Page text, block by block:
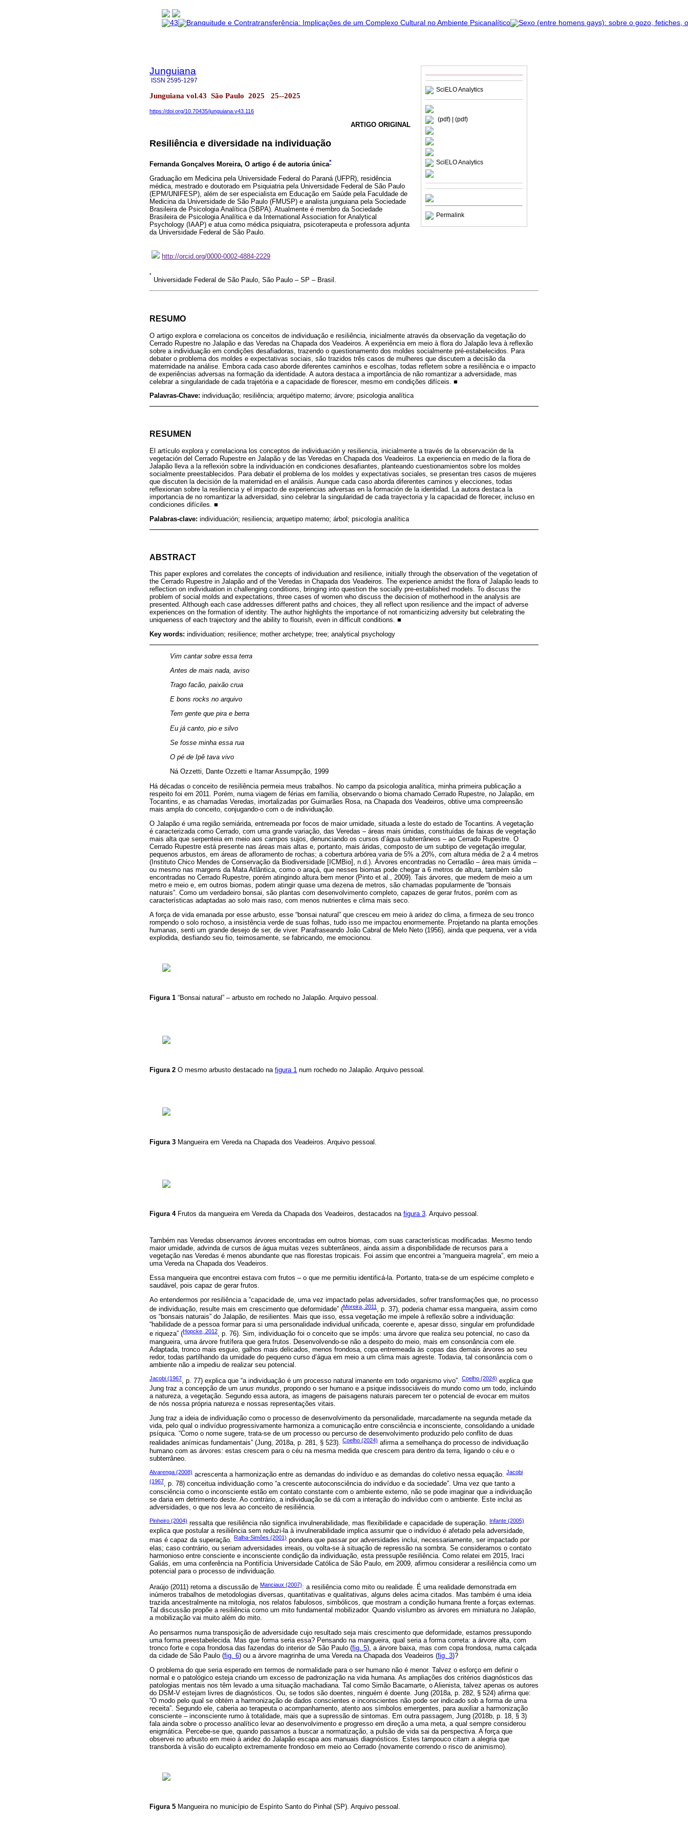
SciELO Analytics
(pdf) | (pdf)
SciELO Analytics
Permalink
Junguiana
ISSN 2595-1297
Junguiana vol.43 São Paulo 2025 25--2025
https://doi.org/10.70435/junguiana.v43.116
ARTIGO ORIGINAL
Resiliência e diversidade na individuação
Fernanda Gonçalves Moreira, O artigo é de autoria única*
Graduação em Medicina pela Universidade Federal do Paraná (UFPR), residência
médica, mestrado e doutorado em Psiquiatria pela Universidade Federal de São Paulo
(EPM/UNIFESP), além de ser especialista em Educação em Saúde pela Faculdade de
Medicina da Universidade de São Paulo (FMUSP) e analista junguiana pela Sociedade
Brasileira de Psicologia Analítica (SBPA). Atualmente é membro da Sociedade
Brasileira de Psicologia Analítica e da International Association for Analytical
Psychology (IAAP) e atua como médica psiquiatra, psicoterapeuta e professora adjunta
da Universidade Federal de São Paulo.
http://orcid.org/0000-0002-4884-2229
*
Universidade Federal de São Paulo, São Paulo – SP – Brasil.
RESUMO
O artigo explora e correlaciona os conceitos de individuação e resiliência, inicialmente através da observação da vegetação do
Cerrado Rupestre no Jalapão e das Veredas na Chapada dos Veadeiros. A experiência em meio à flora do Jalapão leva à reflexão
sobre a individuação em condições desafiadoras, trazendo o questionamento dos moldes socialmente pré-estabelecidos. Para
debater o problema dos moldes e expectativas sociais, são trazidos três casos de mulheres que discutem a decisão da
maternidade na análise. Embora cada caso aborde diferentes caminhos e escolhas, todas refletem sobre a resiliência e o impacto
de experiências adversas na formação da identidade. A autora destaca a importância de não romantizar a adversidade, mas
celebrar a singularidade de cada trajetória e a capacidade de florescer, mesmo em condições difíceis. ■
Palavras-Chave: individuação; resiliência; arquétipo materno; árvore; psicologia analítica
RESUMEN
El artículo explora y correlaciona los conceptos de individuación y resiliencia, inicialmente a través de la observación de la
vegetación del Cerrado Rupestre en Jalapão y de las Veredas en Chapada dos Veadeiros. La experiencia en medio de la flora de
Jalapão lleva a la reflexión sobre la individuación en condiciones desafiantes, planteando cuestionamientos sobre los moldes
socialmente preestablecidos. Para debatir el problema de los moldes y expectativas sociales, se presentan tres casos de mujeres
que discuten la decisión de la maternidad en el análisis. Aunque cada caso aborda diferentes caminos y elecciones, todas
reflexionan sobre la resiliencia y el impacto de experiencias adversas en la formación de la identidad. La autora destaca la
importancia de no romantizar la adversidad, sino celebrar la singularidad de cada trayectoria y la capacidad de florecer, incluso en
condiciones difíciles. ■
Palabras-clave: individuación; resiliencia; arquetipo materno; árbol; psicología analítica
ABSTRACT
This paper explores and correlates the concepts of individuation and resilience, initially through the observation of the vegetation of
the Cerrado Rupestre in Jalapão and of the Veredas in Chapada dos Veadeiros. The experience amidst the flora of Jalapão leads to
reflection on individuation in challenging conditions, bringing into question the socially pre-established models. To discuss the
problem of social molds and expectations, three cases of women who discuss the decision of motherhood in the analysis are
presented. Although each case addresses different paths and choices, they all reflect upon resilience and the impact of adverse
experiences on the formation of identity. The author highlights the importance of not romanticizing adversity but celebrating the
uniqueness of each trajectory and the ability to flourish, even in difficult conditions. ■
Key words: individuation; resilience; mother archetype; tree; analytical psychology
Vim cantar sobre essa terra
Antes de mais nada, aviso
Trago facão, paixão crua
E bons rocks no arquivo
Tem gente que pira e berra
Eu já canto, pio e silvo
Se fosse minha essa rua
O pé de Ipê tava vivo
Ná Ozzetti, Dante Ozzetti e Itamar Assumpção, 1999
Há décadas o conceito de resiliência permeia meus trabalhos. No campo da psicologia analítica, minha primeira publicação a
respeito foi em 2011. Porém, numa viagem de férias em família, observando o bioma chamado Cerrado Rupestre, no Jalapão, em
Tocantins, e as chamadas Veredas, imortalizadas por Guimarães Rosa, na Chapada dos Veadeiros, obtive uma compreensão
mais ampla do conceito, conjugando-o com o de individuação.
O Jalapão é uma região semiárida, entremeada por focos de maior umidade, situada a leste do estado de Tocantins. A vegetação
é caracterizada como Cerrado, com uma grande variação, das Veredas – áreas mais úmidas, constituídas de faixas de vegetação
mais alta que serpenteia em meio aos campos sujos, denunciando os cursos d’água subterrâneos – ao Cerrado Rupestre. O
Cerrado Rupestre está presente nas áreas mais altas e, portanto, mais áridas, composto de um subtipo de vegetação irregular,
pequenos arbustos, em áreas de afloramento de rochas; a cobertura arbórea varia de 5% a 20%, com altura média de 2 a 4 metros
(Instituto Chico Mendes de Conservação da Biodiversidade [ICMBio], n.d.). Árvores encontradas no Cerradão – área mais úmida –
ou mesmo nas margens da Mata Atlântica, como o araçá, que nesses biomas pode chegar a 6 metros de altura, também são
encontradas no Cerrado Rupestre, porém atingindo altura bem menor (Pinto et al., 2009). Tais árvores, que medem de meio a um
metro e meio e, em outros biomas, podem atingir quase uma dezena de metros, são chamadas popularmente de “bonsais
naturais”. Como um verdadeiro bonsai, são plantas com desenvolvimento completo, capazes de gerar frutos, porém com as
características adaptadas ao solo mais raso, com menos nutrientes e clima mais seco.
A força de vida emanada por esse arbusto, esse “bonsai natural” que cresceu em meio à aridez do clima, a firmeza de seu tronco
rompendo o solo rochoso, a insistência verde de suas folhas, tudo isso me impactou enormemente. Projetando na planta emoções
humanas, senti um grande desejo de ser, de viver. Parafraseando João Cabral de Melo Neto (1956), ainda que pequena, ver a vida
explodida, desfiando seu fio, teimosamente, se fabricando, me emocionou.
Figura 1 “Bonsai natural” – arbusto em rochedo no Jalapão. Arquivo pessoal.
Figura 2 O mesmo arbusto destacado na figura 1 num rochedo no Jalapão. Arquivo pessoal.
Figura 3 Mangueira em Vereda na Chapada dos Veadeiros. Arquivo pessoal.
Figura 4 Frutos da mangueira em Vereda da Chapada dos Veadeiros, destacados na figura 3. Arquivo pessoal.
Também nas Veredas observamos árvores encontradas em outros biomas, com suas características modificadas. Mesmo tendo
maior umidade, advinda de cursos de água muitas vezes subterrâneos, ainda assim a disponibilidade de recursos para a
vegetação nas Veredas é menos abundante que nas florestas tropicais. Foi assim que encontrei a “mangueira magrela”, em meio a
uma Vereda na Chapada dos Veadeiros.
Essa mangueira que encontrei estava com frutos – o que me permitiu identificá-la. Portanto, trata-se de um espécime completo e
saudável, pois capaz de gerar frutos.
Ao entendermos por resiliência a “capacidade de, uma vez impactado pelas adversidades, sofrer transformações que, no processo
de individuação, resulte mais em crescimento que deformidade” (Moreira, 2011 , p. 37), poderia chamar essa mangueira, assim como
os “bonsais naturais” do Jalapão, de resilientes. Mais que isso, essa vegetação me impele à reflexão sobre a individuação:
“habilidade de a pessoa formar para si uma personalidade individual unificada, coerente e, apesar disso, singular em profundidade
e riqueza” (Hopcke, 2012, p. 76). Sim, individuação foi o conceito que se impôs: uma árvore que realiza seu potencial, no caso da
mangueira, uma árvore frutífera que gera frutos. Desenvolvendo-se não a despeito do meio, mais em consonância com ele.
Adaptada, tronco mais esguio, galhos mais delicados, menos frondosa, copa entremeada às copas das demais árvores ao seu
redor, todas partilhando da umidade do pequeno curso d’água em meio a um clima mais agreste. Todavia, tal consonância com o
ambiente não a impediu de realizar seu potencial.
Jacobi (1967, p. 77) explica que “a individuação é um processo natural imanente em todo organismo vivo”. Coelho (2024) explica que
Jung traz a concepção de um unus mundus, propondo o ser humano e a psique indissociáveis do mundo como um todo, incluindo
a natureza, a vegetação. Segundo essa autora, as imagens de paisagens naturais parecem ter o potencial de evocar em muitos
de nós nossa própria natureza e nossas representações vitais.
Jung traz a ideia de individuação como o processo de desenvolvimento da personalidade, marcadamente na segunda metade da
vida, pelo qual o indivíduo progressivamente harmoniza a comunicação entre consciência e inconsciente, consolidando a unidade
psíquica. “Como o nome sugere, trata-se de um processo ou percurso de desenvolvimento produzido pelo conflito de duas
realidades anímicas fundamentais” (Jung, 2018a, p. 281, § 523). Coelho (2024) afirma a semelhança do processo de individuação
humano com as árvores: estas crescem para o céu na mesma medida que crescem para dentro da terra, ligando o céu e o
subterrâneo.
Alvarenga (2008) acrescenta a harmonização entre as demandas do indivíduo e as demandas do coletivo nessa equação. Jacobi
(1967, p. 78) conceitua individuação como “a crescente autoconsciência do indivíduo e da sociedade”. Uma vez que tanto a
consciência como o inconsciente estão em contato constante com o ambiente externo, não se pode imaginar que a individuação
se daria em detrimento deste. Ao contrário, a individuação se dá com a interação do indivíduo com o ambiente. Este inclui as
adversidades, o que nos leva ao conceito de resiliência.
Pinheiro (2004) ressalta que resiliência não significa invulnerabilidade, mas flexibilidade e capacidade de superação. Infante (2005)
explica que postular a resiliência sem reduzi-la à invulnerabilidade implica assumir que o indivíduo é afetado pela adversidade,
mas é capaz da superação. Ralha-Simões (2001) pondera que passar por adversidades inclui, necessariamente, ser impactado por
elas; caso contrário, ou seriam adversidades irreais, ou volta-se à situação de repressão na sombra. Se consideramos o contato
harmonioso entre consciente e inconsciente condição da individuação, esta pressupõe resiliência. Como relatei em 2015, Iraci
Galiás, em uma conferência na Pontifícia Universidade Católica de São Paulo, em 2009, afirmou considerar a resiliência como um
potencial para o processo de individuação.
Araújo (2011) retoma a discussão de Manciaux (2007): a resiliência como mito ou realidade. É uma realidade demonstrada em
inúmeros trabalhos de metodologias diversas, quantitativas e qualitativas, alguns deles acima citados. Mas também é uma ideia
trazida ancestralmente na mitologia, nos relatos fabulosos, simbólicos, que mostram a condição humana frente a forças externas.
Tal discussão propõe a resiliência como um mito fundamental mobilizador. Quando vislumbro as árvores em miniatura no Jalapão,
a mobilização vai muito além do mito.
Ao pensarmos numa transposição de adversidade cujo resultado seja mais crescimento que deformidade, estamos pressupondo
uma forma preestabelecida. Mas que forma seria essa? Pensando na mangueira, qual seria a forma correta: a árvore alta, com
tronco forte e copa frondosa das fazendas do interior de São Paulo (fig. 5), a árvore baixa, mas com copa frondosa, numa calçada
da cidade de São Paulo (fig. 6) ou a árvore magrinha de uma Vereda na Chapada dos Veadeiros (fig. 3)?
O problema do que seria esperado em termos de normalidade para o ser humano não é menor. Talvez o esforço em definir o
normal e o patológico esteja criando um excesso de padronização na vida humana. As ampliações dos critérios diagnósticos das
patologias mentais nos têm levado a uma situação machadiana. Tal como Simão Bacamarte, o Alienista, talvez apenas os autores
do DSM-V estejam livres de diagnósticos. Ou, se todos são doentes, ninguém é doente. Jung (2018a, p. 282, § 524) afirma que:
“O modo pelo qual se obtém a harmonização de dados conscientes e inconscientes não pode ser indicado sob a forma de uma
receita”. Segundo ele, caberia ao terapeuta o acompanhamento, atento aos símbolos emergentes, para auxiliar a harmonização
consciente – inconsciente rumo à totalidade, mais que a supressão de sintomas. Em outra passagem, Jung (2018b, p. 18, § 3)
fala ainda sobre o processo analítico levar ao desenvolvimento e progresso em direção a uma meta, a qual sempre considerou
enigmática. Percebe-se que, quando passamos a buscar a normatização, a pulsão de vida sai da perspectiva. A força que
observei no arbusto em meio à aridez do Jalapão escapa aos manuais diagnósticos. Estes tampouco citam a alegria que
transborda à visão do eucalipto extremamente frondoso em meio ao Cerrado (novamente correndo o risco de animismo).
Figura 5 Mangueira no município de Espírito Santo do Pinhal (SP). Arquivo pessoal.